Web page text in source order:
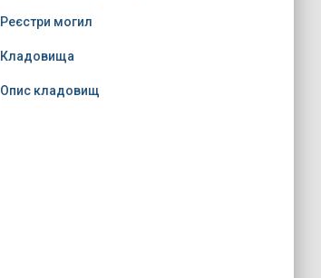
Реєстри могил
Кладовища
Опис кладовищ